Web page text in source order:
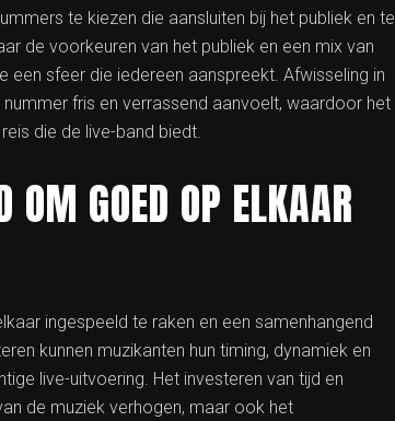
te kiezen die aansluiten bij het publiek en te
de voorkeuren van het publiek en een mix van
een sfeer die iedereen aanspreekt. Afwisseling in
fris en verrassend aanvoelt, waardoor het
die de live-band biedt.
OM GOED OP ELKAAR
ingespeeld te raken en een samenhangend
kunnen muzikanten hun timing, dynamiek en
live-uitvoering. Het investeren van tijd en
de muziek verhogen, maar ook het